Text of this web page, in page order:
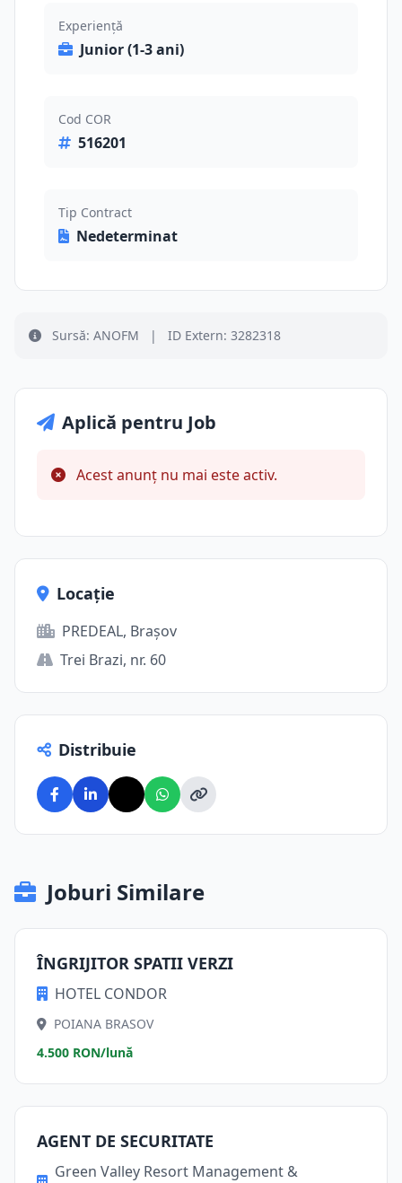
Experiență
Junior (1-3 ani)
Cod COR
516201
Tip Contract
Nedeterminat
Sursă: ANOFM | ID Extern: 3282318
Aplică pentru Job
Acest anunț nu mai este activ.
Locație
PREDEAL, Brașov
Trei Brazi, nr. 60
Distribuie
Joburi Similare
ÎNGRIJITOR SPATII VERZI
HOTEL CONDOR
POIANA BRASOV
4.500 RON/lună
AGENT DE SECURITATE
Green Valley Resort Management &